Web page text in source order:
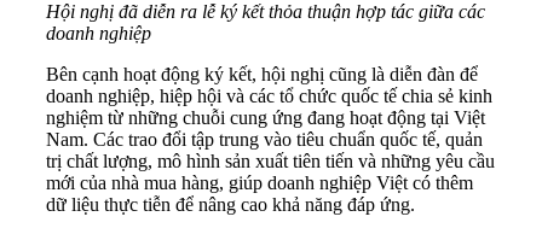
Hội nghị đã diễn ra lễ ký kết thỏa thuận hợp tác giữa các
doanh nghiệp
Bên cạnh hoạt động ký kết, hội nghị cũng là diễn đàn để
doanh nghiệp, hiệp hội và các tổ chức quốc tế chia sẻ kinh
nghiệm từ những chuỗi cung ứng đang hoạt động tại Việt
Nam. Các trao đổi tập trung vào tiêu chuẩn quốc tế, quản
trị chất lượng, mô hình sản xuất tiên tiến và những yêu cầu
mới của nhà mua hàng, giúp doanh nghiệp Việt có thêm
dữ liệu thực tiễn để nâng cao khả năng đáp ứng.